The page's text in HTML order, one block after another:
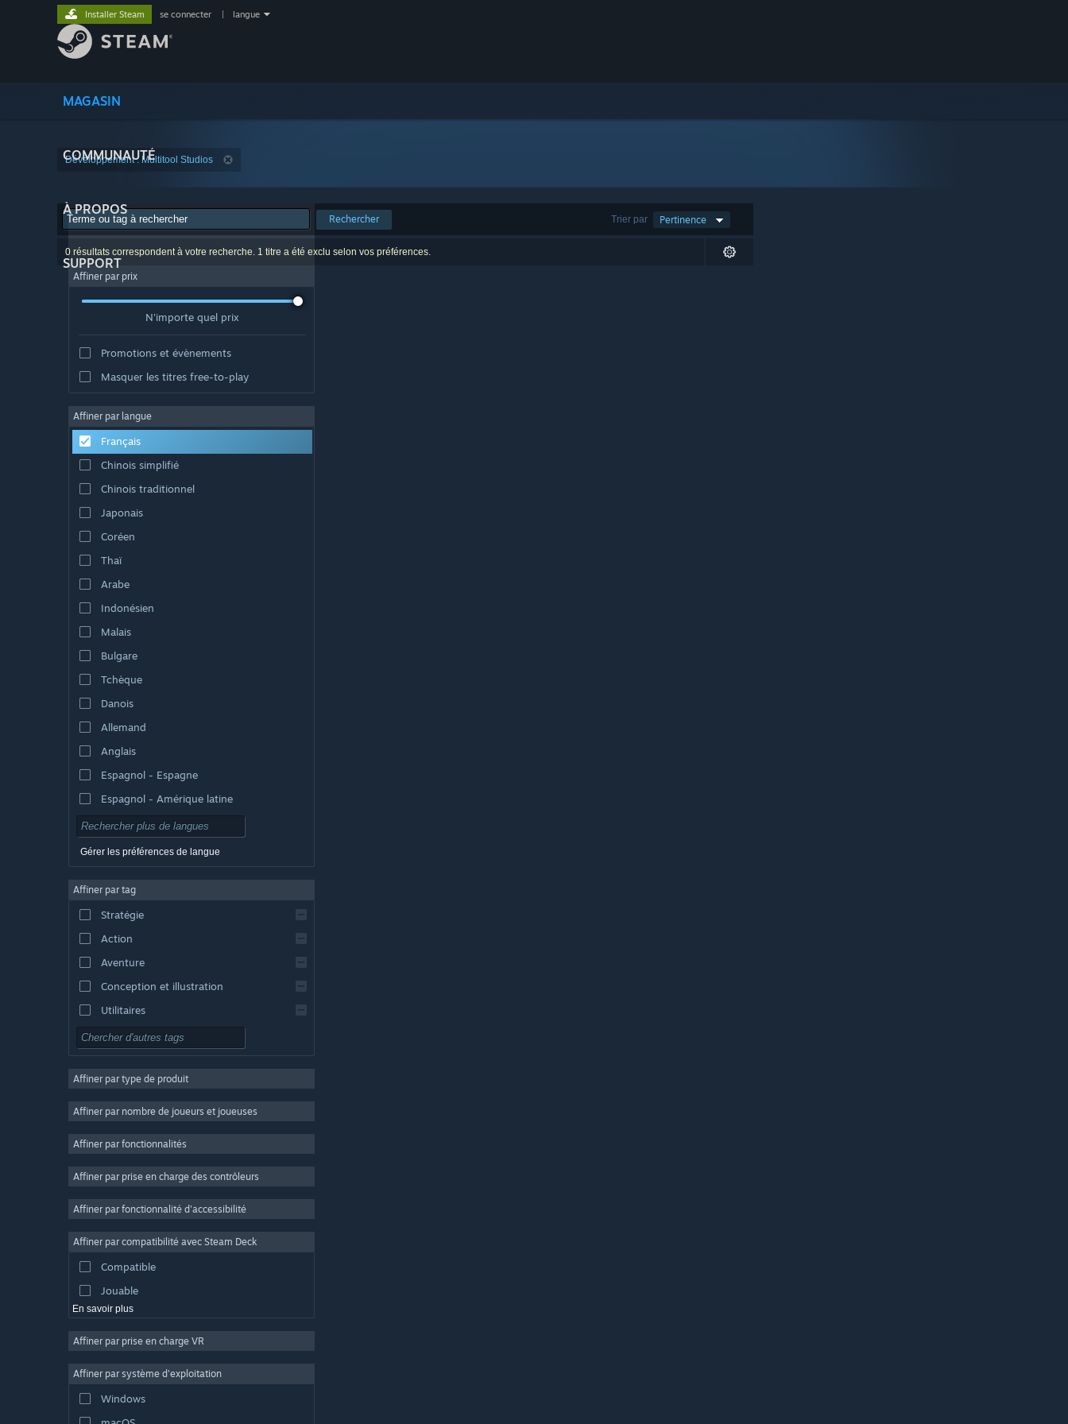
MAGASIN
COMMUNAUTÉ
À PROPOS
SUPPORT
Installer Steam se connecter langue
Développement : Multitool Studios
Trier par Pertinence
Rechercher
0 résultats correspondent à votre recherche. 1 titre a été exclu selon vos préférences.
Affiner par prix
N'importe quel prix
Promotions et évènements
Masquer les titres free-to-play
Affiner par langue
Français
Chinois simplifié
Chinois traditionnel
Japonais
Coréen
Thaï
Arabe
Indonésien
Malais
Bulgare
Tchèque
Danois
Allemand
Anglais
Espagnol - Espagne
Espagnol - Amérique latine
Gérer les préférences de langue
Affiner par tag
Stratégie
Action
Aventure
Conception et illustration
Utilitaires
Free-to-play
Massivement multijoueur
Indépendant
Casual
Simulation
Production vidéo
Retouche photo
Affiner par type de produit
Affiner par nombre de joueurs et joueuses
Affiner par fonctionnalités
Affiner par prise en charge des contrôleurs
Affiner par fonctionnalité d'accessibilité
Affiner par compatibilité avec Steam Deck
Compatible
Jouable
En savoir plus
Affiner par prise en charge VR
Affiner par système d'exploitation
Windows